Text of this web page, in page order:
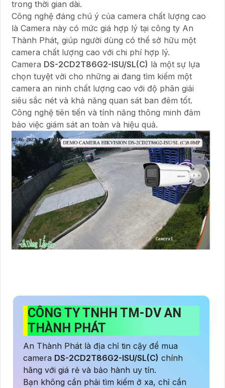
trong thời gian dài.
Công nghệ đáng chú ý của camera chất lượng cao
là Camera này có mức giá hợp lý tại công ty An
Thành Phát, giúp người dùng có thể sở hữu một
camera chất lượng cao với chi phí hợp lý.
Camera DS-2CD2T86G2-ISU/SL(C) là một sự lựa
chọn tuyệt vời cho những ai đang tìm kiếm một
camera an ninh chất lượng cao với độ phân giải
siêu sắc nét và khả năng quan sát ban đêm tốt.
Công nghệ tiên tiến và tính năng thông minh đảm
bảo việc giám sát an toàn và hiệu quả.
CÔNG TY TNHH TM-DV AN
THÀNH PHÁT
An Thành Phát là địa chỉ tin cậy để mua
camera DS-2CD2T86G2-ISU/SL(C) chính
hãng với giá rẻ và bảo hành uy tín.
Bạn không cần phải tìm kiếm ở xa, chỉ cần